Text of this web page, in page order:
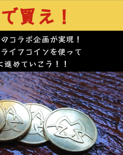
買え！
コラボ企画が実現！
イフコインを使って
進めていこう！！